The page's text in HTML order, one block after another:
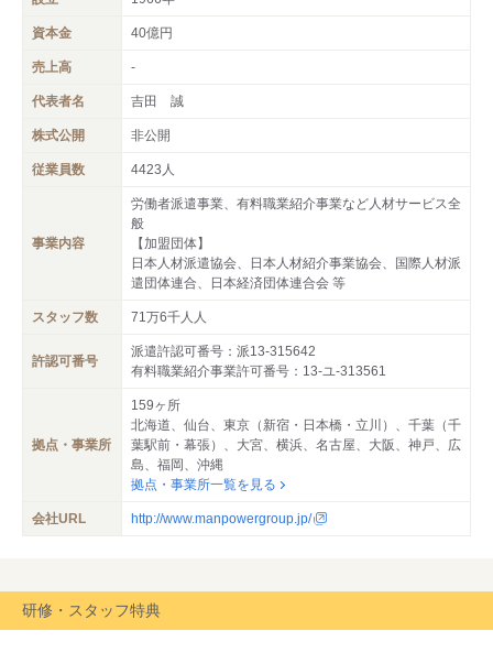
資本金 40億円
売上高 -
代表者名 吉田 誠
株式公開 非公開
従業員数 4423人
事業内容
労働者派遣事業、有料職業紹介事業など人材サービス全
般
【加盟団体】
日本人材派遣協会、日本人材紹介事業協会、国際人材派
遣団体連合、日本経済団体連合会 等
スタッフ数 71万6千人人
許認可番号
派遣許認可番号：派13-315642
有料職業紹介事業許可番号：13-ユ-313561
拠点・事業所
159ヶ所
北海道、仙台、東京（新宿・日本橋・立川）、千葉（千
葉駅前・幕張）、大宮、横浜、名古屋、大阪、神戸、広
島、福岡、沖縄
拠点・事業所一覧を見る
会社URL http://www.manpowergroup.jp/
研修・スタッフ特典